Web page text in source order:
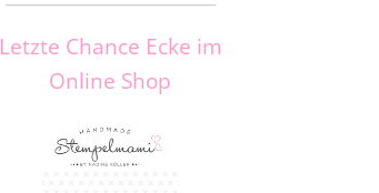
Letzte Chance Ecke im
Online Shop